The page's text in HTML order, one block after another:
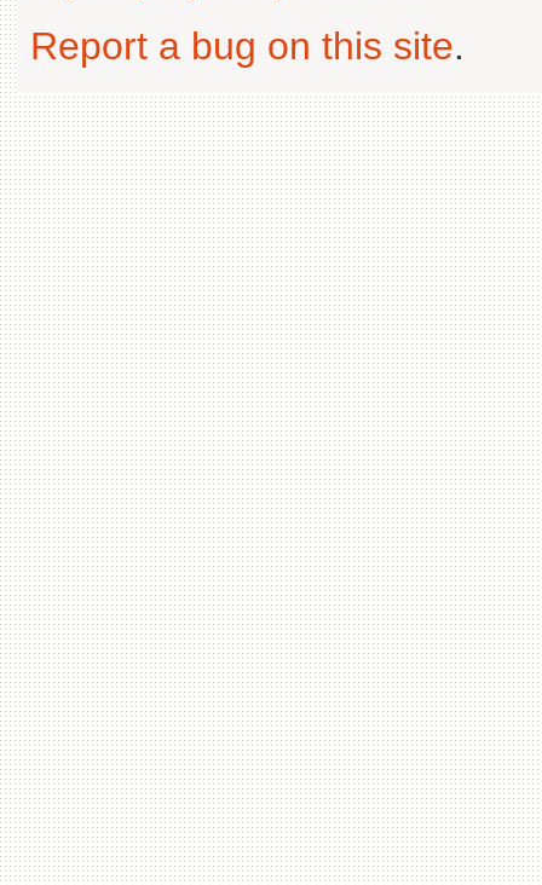
Report a bug on this site.